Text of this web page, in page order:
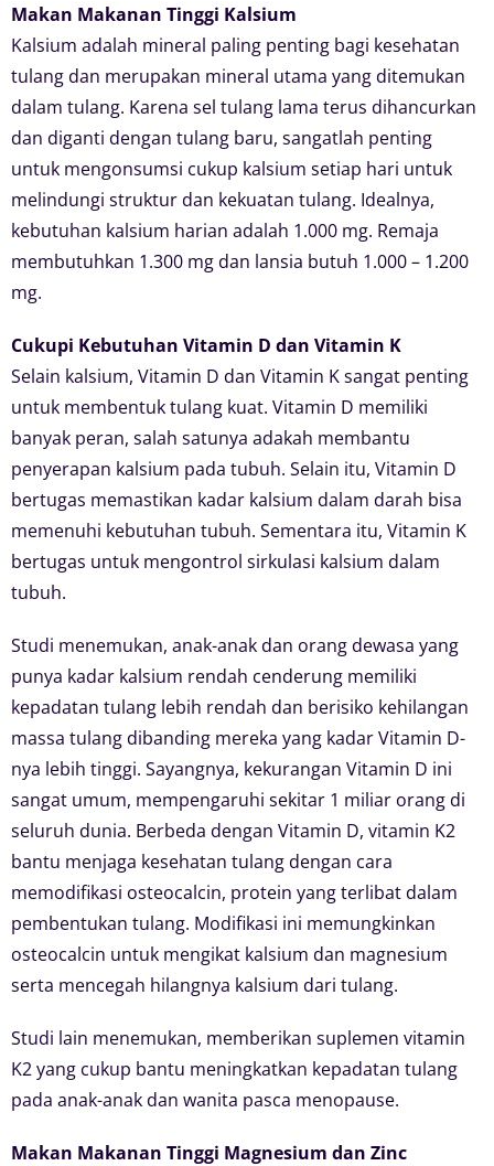
Makan Makanan Tinggi Kalsium
Kalsium adalah mineral paling penting bagi kesehatan
tulang dan merupakan mineral utama yang ditemukan
dalam tulang. Karena sel tulang lama terus dihancurkan
dan diganti dengan tulang baru, sangatlah penting
untuk mengonsumsi cukup kalsium setiap hari untuk
melindungi struktur dan kekuatan tulang. Idealnya,
kebutuhan kalsium harian adalah 1.000 mg. Remaja
membutuhkan 1.300 mg dan lansia butuh 1.000 – 1.200
mg.
Cukupi Kebutuhan Vitamin D dan Vitamin K
Selain kalsium, Vitamin D dan Vitamin K sangat penting
untuk membentuk tulang kuat. Vitamin D memiliki
banyak peran, salah satunya adakah membantu
penyerapan kalsium pada tubuh. Selain itu, Vitamin D
bertugas memastikan kadar kalsium dalam darah bisa
memenuhi kebutuhan tubuh. Sementara itu, Vitamin K
bertugas untuk mengontrol sirkulasi kalsium dalam
tubuh.
Studi menemukan, anak-anak dan orang dewasa yang
punya kadar kalsium rendah cenderung memiliki
kepadatan tulang lebih rendah dan berisiko kehilangan
massa tulang dibanding mereka yang kadar Vitamin D-
nya lebih tinggi. Sayangnya, kekurangan Vitamin D ini
sangat umum, mempengaruhi sekitar 1 miliar orang di
seluruh dunia. Berbeda dengan Vitamin D, vitamin K2
bantu menjaga kesehatan tulang dengan cara
memodifikasi osteocalcin, protein yang terlibat dalam
pembentukan tulang. Modifikasi ini memungkinkan
osteocalcin untuk mengikat kalsium dan magnesium
serta mencegah hilangnya kalsium dari tulang.
Studi lain menemukan, memberikan suplemen vitamin
K2 yang cukup bantu meningkatkan kepadatan tulang
pada anak-anak dan wanita pasca menopause.
Makan Makanan Tinggi Magnesium dan Zinc